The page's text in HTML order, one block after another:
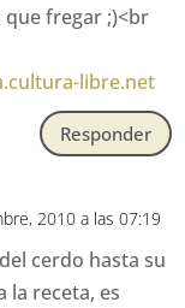
fregar ;)<br
libre.net
Responder
2010 a las 07:19
cerdo hasta su
la receta, es